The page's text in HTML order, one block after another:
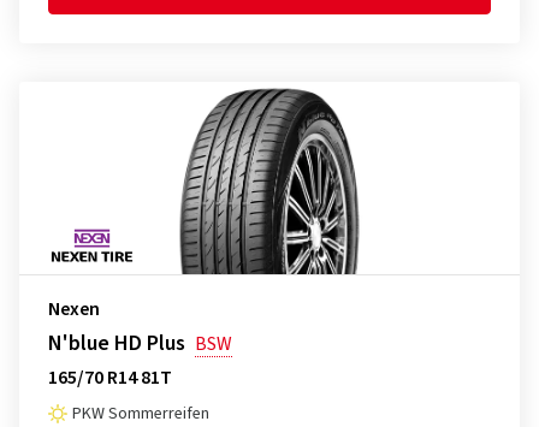
Nexen
N'blue HD Plus BSW
165/70 R14 81T
PKW Sommerreifen